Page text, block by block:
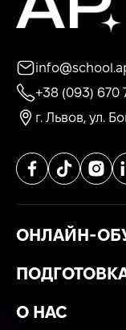
+38 (093) 670
г. Львов, ул.
ОНЛАЙН-
О НАС